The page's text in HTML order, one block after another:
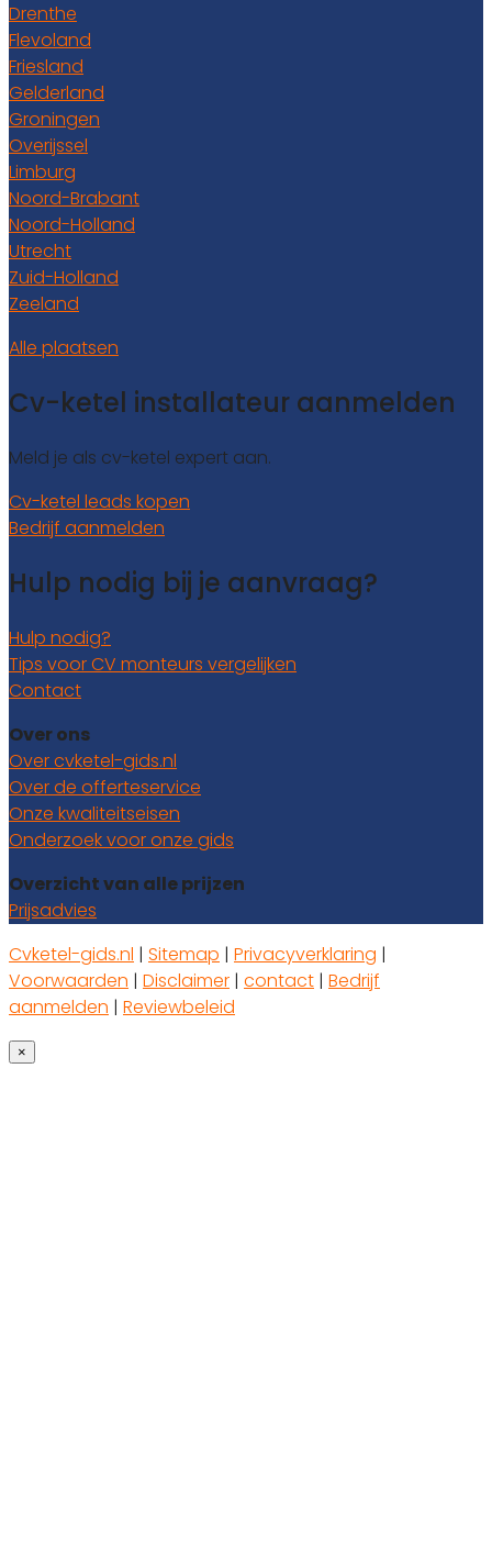
Drenthe
Flevoland
Friesland
Gelderland
Groningen
Overijssel
Limburg
Noord-Brabant
Noord-Holland
Utrecht
Zuid-Holland
Zeeland
Alle plaatsen
Cv-ketel installateur aanmelden
Meld je als cv-ketel expert aan.
Cv-ketel leads kopen
Bedrijf aanmelden
Hulp nodig bij je aanvraag?
Hulp nodig?
Tips voor CV monteurs vergelijken
Contact
Over ons
Over cvketel-gids.nl
Over de offerteservice
Onze kwaliteitseisen
Onderzoek voor onze gids
Overzicht van alle prijzen
Prijsadvies
Cvketel-gids.nl | Sitemap | Privacyverklaring |
Voorwaarden | Disclaimer | contact | Bedrijf
aanmelden | Reviewbeleid
×